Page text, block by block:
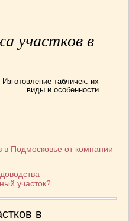
участков в
Изготовление табличек: их
виды и особенности
в Подмосковье от компании
участок?
в